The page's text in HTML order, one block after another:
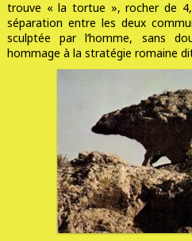
trouve « la tortue », rocher de
séparation entre les deux
sculptée par l’homme, sans
hommage à la stratégie romaine